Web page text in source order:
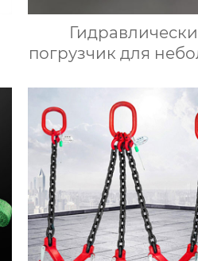
погрузчик для